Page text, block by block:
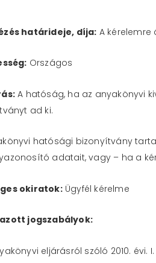
határideje, díja: A kérelemre
Országos
A hatóság, ha az anyakönyvi
ad ki.
hatósági bizonyítvány
adatait, vagy – ha a
okiratok:Ügyfél kérelme
jogszabályok:
eljárásról szóló 2010. évi.